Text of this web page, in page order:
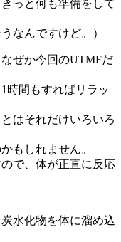
っと何も準備をして
なんですけど。）
ぜか今回のUTMFだ
時間もすればリラッ
はそれだけいろいろ
もしれません。
で、体が正直に反応
水化物を体に溜め込